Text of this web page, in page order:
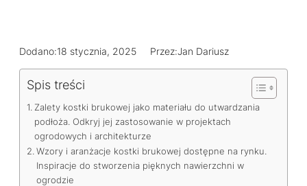
Dodano:18 stycznia, 2025 Przez:Jan Dariusz
Spis treści
Zalety kostki brukowej jako materiału do utwardzania
podłoża. Odkryj jej zastosowanie w projektach
ogrodowych i architekturze
Wzory i aranżacje kostki brukowej dostępne na rynku.
Inspiracje do stworzenia pięknych nawierzchni w
ogrodzie